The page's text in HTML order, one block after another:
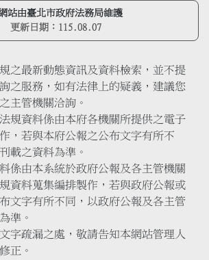
站由臺北市政府法務局維護
更新日期： 115.08.07
之最新動態資訊及資料檢索，並不提
之服務，如有法律上的疑義，建議您
主管機關洽詢。
規資料係由本府各機關所提供之電子
，若與本府公報之公布文字有所不
載之資料為準。
係由本系統於政府公報及各主管機關
資料蒐集編排製作，若與政府公報或
文字有所不同，以政府公報及各主管
準。
字疏漏之處，敬請告知本網站管理人
正。